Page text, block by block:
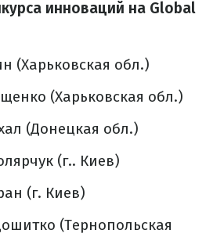
инноваций на Global
(Харьковская обл.)
(Харьковская обл.)
(Донецкая обл.)
(г.. Киев)
(г. Киев)
(Тернопольская